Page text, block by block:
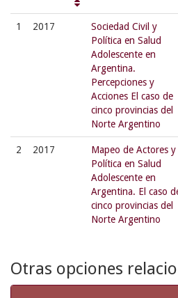
1 2017
Sociedad Civil y
Política en Salud
Adolescente en
Argentina.
Percepciones y
Acciones El caso de
cinco provincias del
Norte Argentino
2 2017
Mapeo de Actores y
Política en Salud
Adolescente en
Argentina. El caso
cinco provincias del
Norte Argentino
Otras opciones